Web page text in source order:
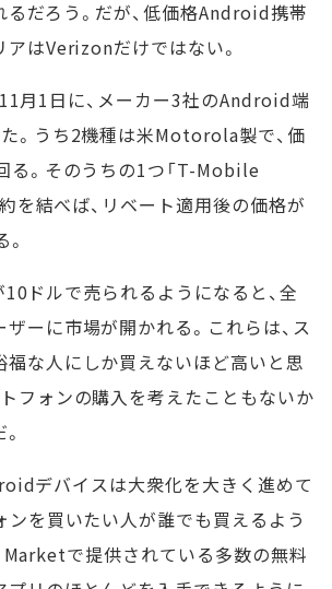
だろう。だが、低価格Android携帯
はVerizonだけではない。
月1日に、メーカー3社のAndroid端
。うち2機種は米Motorola製で、価
る。そのうちの1つ「T-Mobile
を結べば、リベート適用後の価格が
ドルで売られるようになると、全
ーに市場が開かれる。これらは、ス
福な人にしか買えないほど高いと思
フォンの購入を考えたこともないか
デバイスは大衆化を大きく進めて
ンを買いたい人が誰でも買えるよう
で提供されている多数の無料